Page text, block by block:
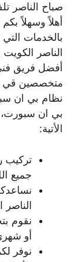
صباح الناصر
أهلاً وسهلاً
بالخدمات
الناصر
أفضل فريق
متخصصين قي
نظام بي ان
بي ان سبورت،
الأتية:
تركيب
جميع
الناصر
نقوم
أو
نوفر